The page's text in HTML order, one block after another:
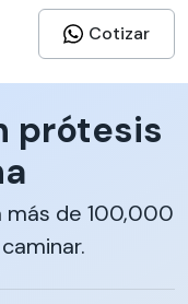
Cotizar
prótesis
más de 100,000